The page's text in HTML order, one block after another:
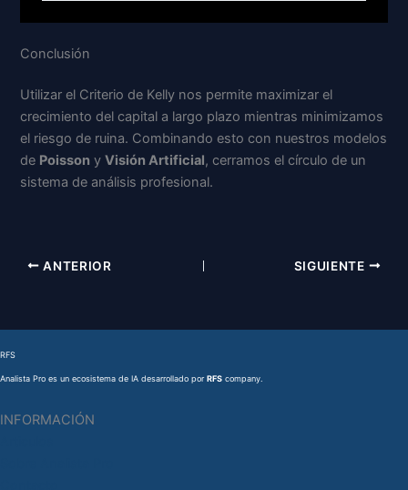
Conclusión
Utilizar el Criterio de Kelly nos permite maximizar el
crecimiento del capital a largo plazo mientras minimizamos
el riesgo de ruina. Combinando esto con nuestros modelos
de Poisson yVisión Artificial, cerramos el círculo de un
sistema de análisis profesional.
ANTERIOR SIGUIENTE
RFS
Analista Pro es un ecosistema de IA desarrollado porRFS company.
INFORMACIÓN